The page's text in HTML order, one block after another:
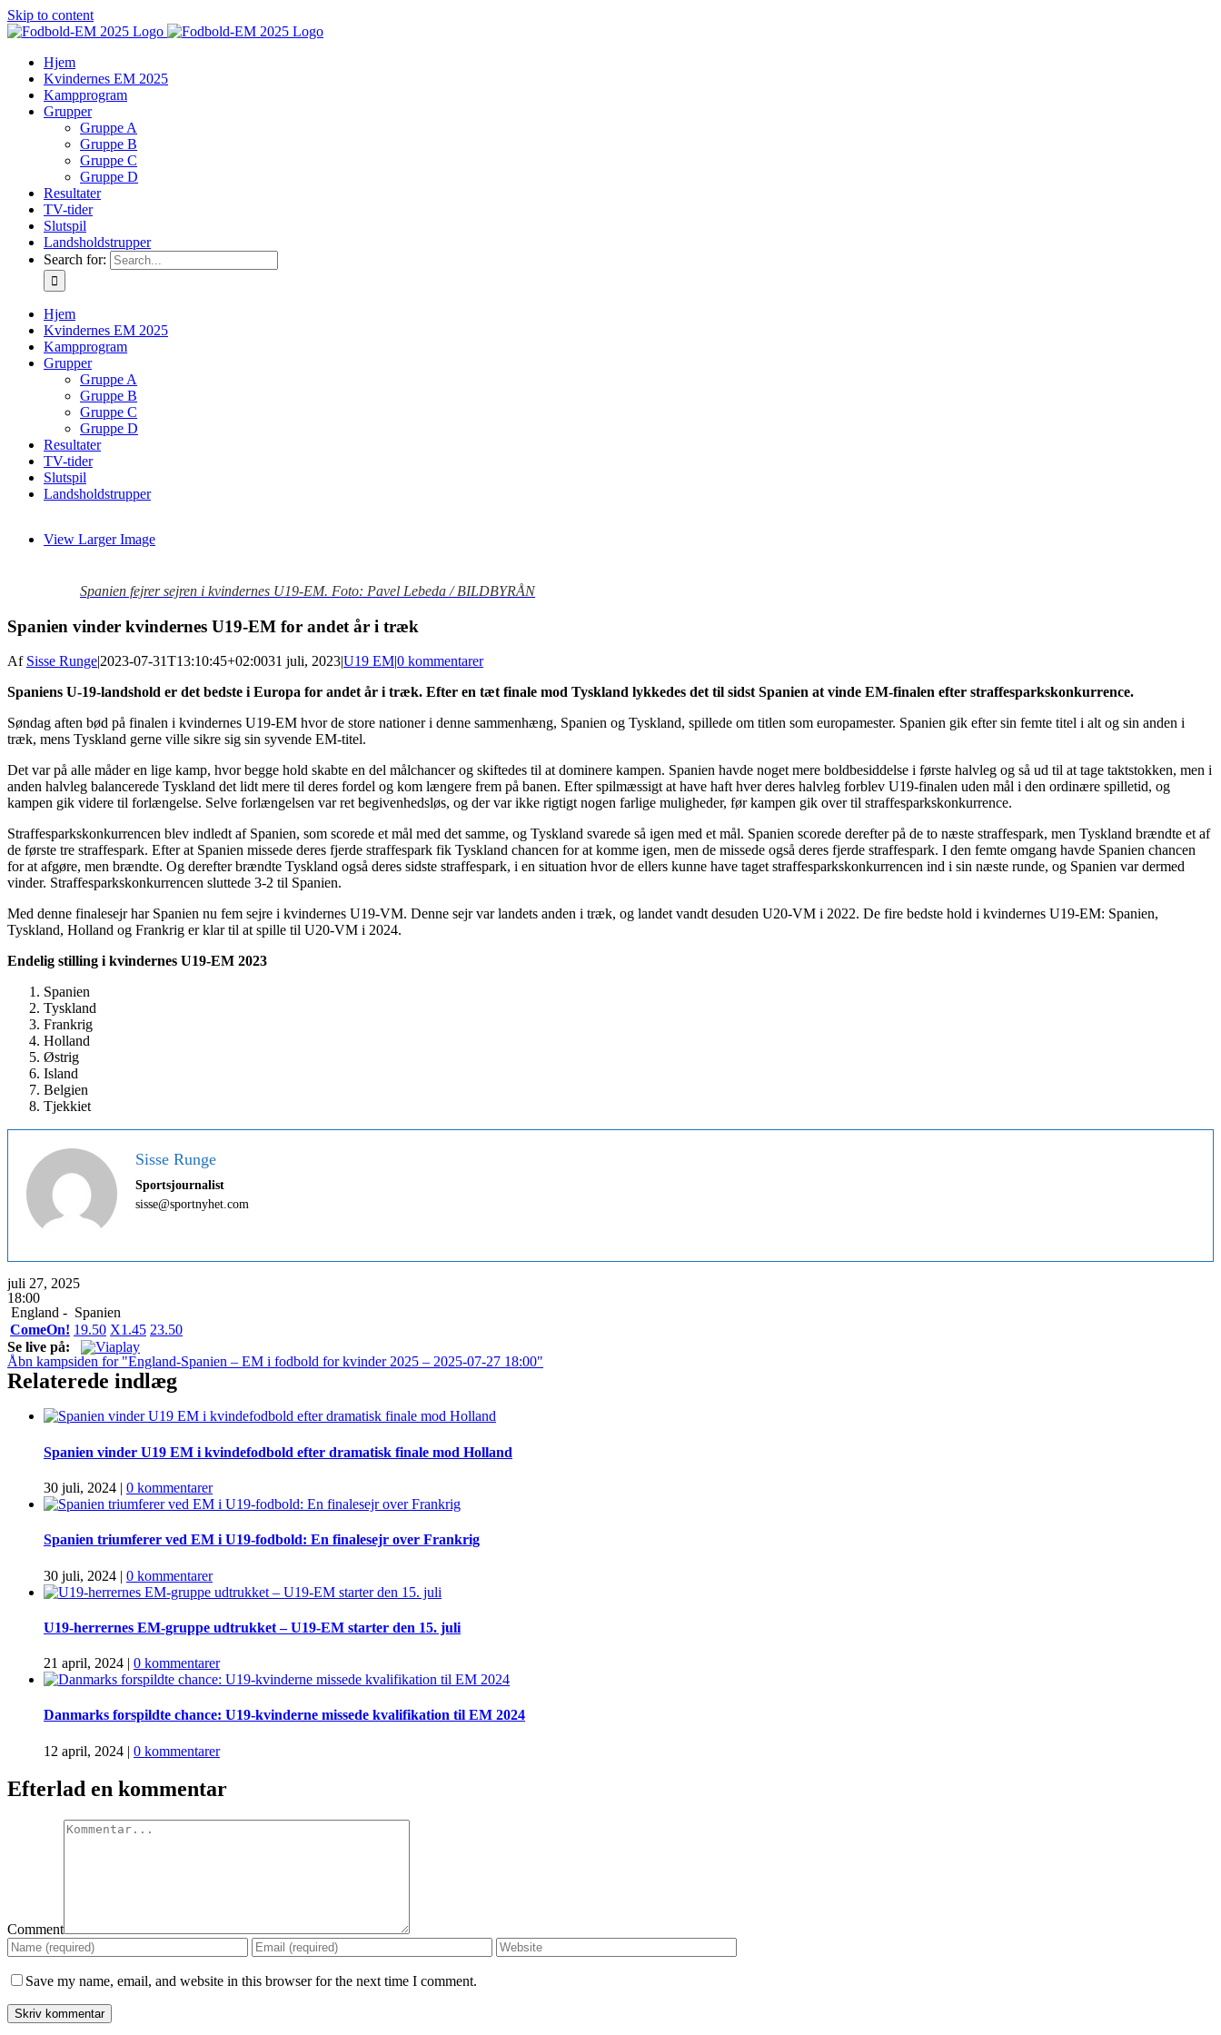
Skip to content
Hjem
Kvindernes EM 2025
Kampprogram
Grupper
Gruppe A
Gruppe B
Gruppe C
Gruppe D
Resultater
TV-tider
Slutspil
Landsholdstrupper
Search for:
Hjem
Kvindernes EM 2025
Kampprogram
Grupper
Gruppe A
Gruppe B
Gruppe C
Gruppe D
Resultater
TV-tider
Slutspil
Landsholdstrupper
View Larger Image
Spanien fejrer sejren i kvindernes U19-EM. Foto: Pavel Lebeda / BILDBYRÅN
Spanien vinder kvindernes U19-EM for andet år i træk
Af Sisse Runge|2023-07-31T13:10:45+02:0031 juli, 2023|U19 EM|0 kommentarer
Spaniens U-19-landshold er det bedste i Europa for andet år i træk. Efter en tæt finale mod Tyskland lykkedes det til sidst Spanien at vinde EM-finalen efter straffesparkskonkurrence.
Søndag aften bød på finalen i kvindernes U19-EM hvor de store nationer i denne sammenhæng, Spanien og Tyskland, spillede om titlen som europamester. Spanien gik efter sin femte titel i alt og sin anden i
træk, mens Tyskland gerne ville sikre sig sin syvende EM-titel.
Det var på alle måder en lige kamp, hvor begge hold skabte en del målchancer og skiftedes til at dominere kampen. Spanien havde noget mere boldbesiddelse i første halvleg og så ud til at tage taktstokken, men i
anden halvleg balancerede Tyskland det lidt mere til deres fordel og kom længere frem på banen. Efter spilmæssigt at have haft hver deres halvleg forblev U19-finalen uden mål i den ordinære spilletid, og
kampen gik videre til forlængelse. Selve forlængelsen var ret begivenhedsløs, og der var ikke rigtigt nogen farlige muligheder, før kampen gik over til straffesparkskonkurrence.
Straffesparkskonkurrencen blev indledt af Spanien, som scorede et mål med det samme, og Tyskland svarede så igen med et mål. Spanien scorede derefter på de to næste straffespark, men Tyskland brændte et af
de første tre straffespark. Efter at Spanien missede deres fjerde straffespark fik Tyskland chancen for at komme igen, men de missede også deres fjerde straffespark. I den femte omgang havde Spanien chancen
for at afgøre, men brændte. Og derefter brændte Tyskland også deres sidste straffespark, i en situation hvor de ellers kunne have taget straffesparkskonkurrencen ind i sin næste runde, og Spanien var dermed
vinder. Straffesparkskonkurrencen sluttede 3-2 til Spanien.
Med denne finalesejr har Spanien nu fem sejre i kvindernes U19-VM. Denne sejr var landets anden i træk, og landet vandt desuden U20-VM i 2022. De fire bedste hold i kvindernes U19-EM: Spanien,
Tyskland, Holland og Frankrig er klar til at spille til U20-VM i 2024.
Endelig stilling i kvindernes U19-EM 2023
Spanien
Tyskland
Frankrig
Holland
Østrig
Island
Belgien
Tjekkiet
Sisse Runge
Sportsjournalist
sisse@sportnyhet.com
juli 27, 2025
18:00
England - Spanien
ComeOn! 19.50 X1.45 23.50
Se live på:
Åbn kampsiden for "England-Spanien – EM i fodbold for kvinder 2025 – 2025-07-27 18:00"
Relaterede indlæg
Spanien vinder U19 EM i kvindefodbold efter dramatisk finale mod Holland
30 juli, 2024 | 0 kommentarer
Spanien triumferer ved EM i U19-fodbold: En finalesejr over Frankrig
30 juli, 2024 | 0 kommentarer
U19-herrernes EM-gruppe udtrukket – U19-EM starter den 15. juli
21 april, 2024 | 0 kommentarer
Danmarks forspildte chance: U19-kvinderne missede kvalifikation til EM 2024
12 april, 2024 | 0 kommentarer
Efterlad en kommentar
Comment
Save my name, email, and website in this browser for the next time I comment.